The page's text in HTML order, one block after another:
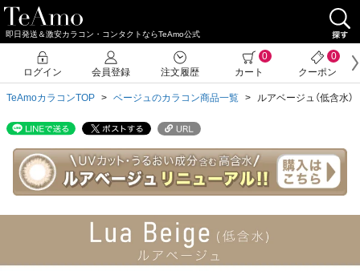
即日発送＆激安カラコン・コンタクトならTeAmo公式
TeAmoカラコンTOP ベージュのカラコン商品一覧 ルアベージュ（低含水）
ログイン 会員登録 注文履歴
0
カート
0
クーポン
クーポン詳細